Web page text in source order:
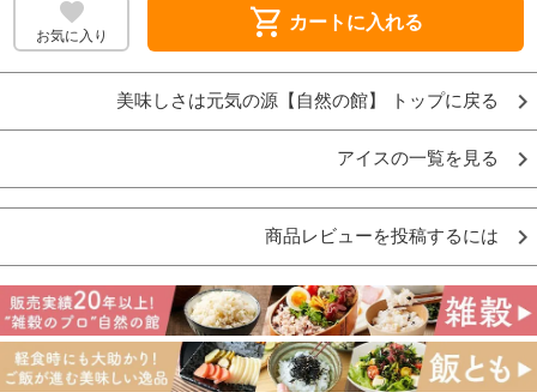
お気に入り shopping_cart カートに入れる
美味しさは元気の源【自然の館】 トップに戻る
アイスの一覧を見る
商品レビューを投稿するには